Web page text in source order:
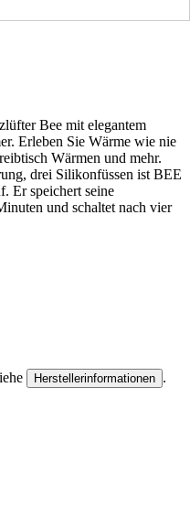
Bee mit elegantem
Erleben Sie Wärme wie nie
Wärmen und mehr.
drei Silikonfüssen ist BEE
Er speichert seine
und schaltet nach vier
Herstellerinformationen .